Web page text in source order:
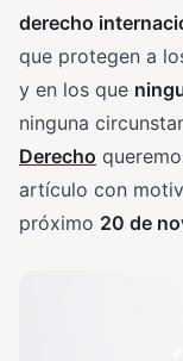
derecho
que protegen a
y en los que
ninguna
Derecho
artículo con
próximo 20 de